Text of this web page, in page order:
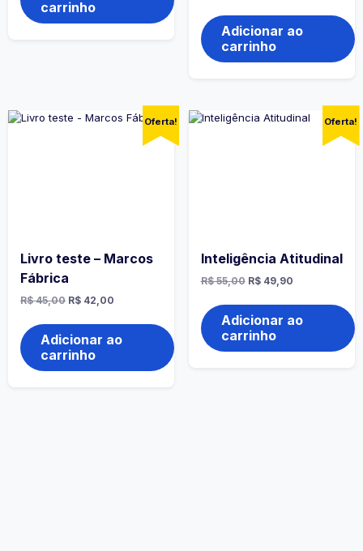
carrinho
original
era:
R$ 65,90.
atual
é:
R$ 59,90.
Adicionar ao
carrinho
Oferta!
Livro teste – Marcos
Fábrica
R$45,00 O
original
era:
R$ 45,00.
R$ 42,00
atual
é:
R$ 42,00.
Adicionar ao
carrinho
Oferta!
Inteligência Atitudinal
R$55,00 O
original
era:
R$ 55,00.
R$49,90O
atual
é:
R$ 49,90.
Adicionar ao
carrinho